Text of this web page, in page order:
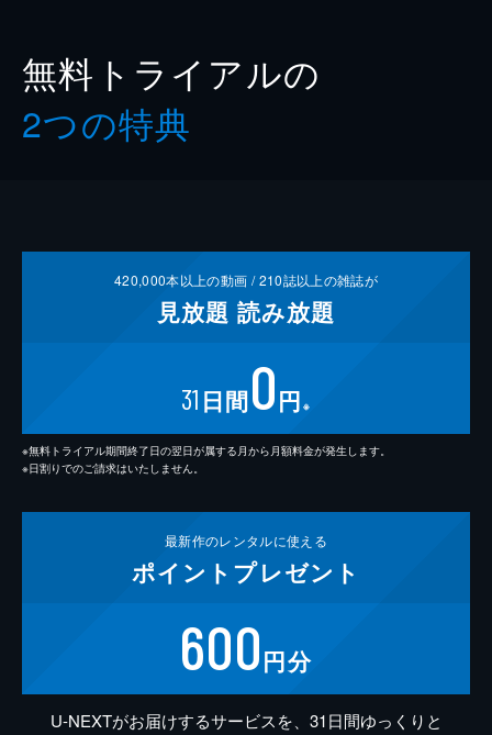
無料トライアルの
2つの特典
420,000本以上の動画 /210誌以上の雑誌が
見放題 読み放題
31 日間0円 ※
※無料トライアル期間終了日の翌日が属する月から月額料金が発生します。
※日割りでのご請求はいたしません。
最新作のレンタルに使える
ポイント プレゼント
600円分
U-NEXTがお届けするサービスを、31日間ゆっくりと